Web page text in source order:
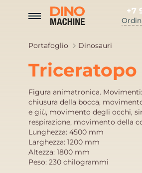
+7
Portafoglio Dinosauri
Triceratopo
Figura animatronica.
chiusura della bocca,
e giù, movimento degli occhi,
respirazione, movimento della
Lunghezza: 4500 mm
Larghezza: 1200 mm
Altezza: 1800 mm
Peso: 230 chilogrammi